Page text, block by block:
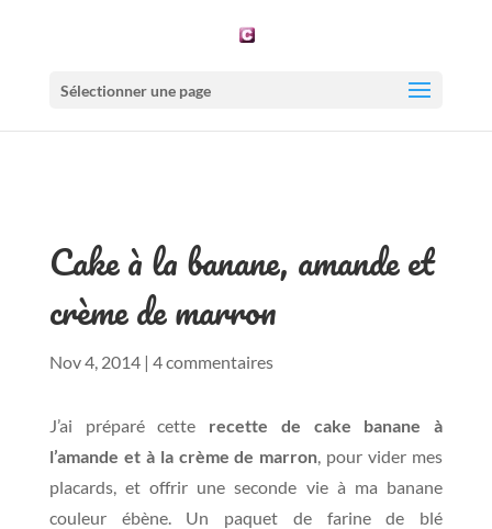
Sélectionner une page
Cake à la banane, amande et
crème de marron
Nov 4, 2014| 4 commentaires
J’ai préparé cette recette de cake banane à
l’amande et à la crème de marron, pour vider mes
placards, et offrir une seconde vie à ma banane
couleur ébène. Un paquet de farine de blé